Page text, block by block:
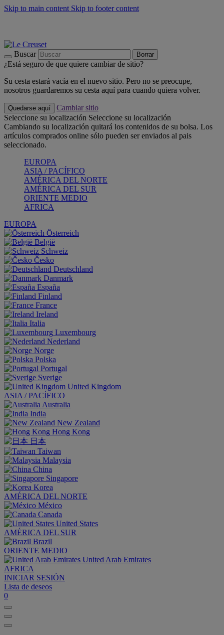
Skip to main content Skip to footer content
Buscar Borrar
¿Está seguro de que quiere cambiar de sitio?
Su cesta estará vacía en el nuevo sitio. Pero no se preocupe,
nosotros guardaremos su cesta aquí para cuando quiera volver.
Quedarse aquí
Cambiar sitio
Seleccione su localización Seleccione su localización
Cambiando su localización quitará los contenidos de su bolsa. Los
artículos comprados online sólo pueden ser enviados al pais
seleccionado.
EUROPA
ASIA / PACÍFICO
AMÉRICA DEL NORTE
AMÉRICA DEL SUR
ORIENTE MEDIO
AFRICA
EUROPA
Österreich
België
Schweiz
Česko
Deutschland
Danmark
España
Finland
France
Ireland
Italia
Luxembourg
Nederland
Norge
Polska
Portugal
Sverige
United Kingdom
ASIA / PACÍFICO
Australia
India
New Zealand
Hong Kong
日本
Taiwan
Malaysia
China
Singapore
Korea
AMÉRICA DEL NORTE
México
Canada
United States
AMÉRICA DEL SUR
Brazil
ORIENTE MEDIO
United Arab Emirates
AFRICA
INICIAR SESIÓN
Lista de deseos
0